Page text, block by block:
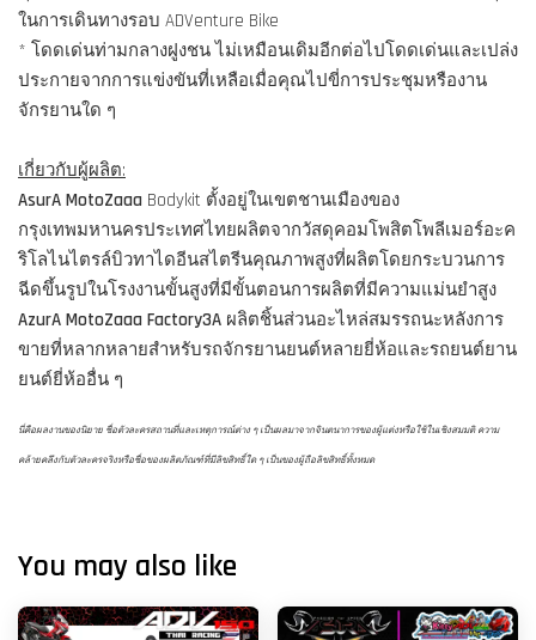
ในการเดินทางรอบ ADVenture Bike
* โดดเด่นท่ามกลางฝูงชน ไม่เหมือนเดิมอีกต่อไปโดดเด่นและเปล่ง
ประกายจากการแข่งขันที่เหลือเมื่อคุณไปขี่การประชุมหรืองาน
จักรยานใด ๆ
เกี่ยวกับผู้ผลิต:
AsurA MotoZaaa Bodykit ตั้งอยู่ในเขตชานเมืองของ
กรุงเทพมหานครประเทศไทยผลิตจากวัสดุคอมโพสิตโพลีเมอร์อะค
ริโลไนไตรล์บิวทาไดอีนสไตรีนคุณภาพสูงที่ผลิตโดยกระบวนการ
ฉีดขึ้นรูปในโรงงานขั้นสูงที่มีขั้นตอนการผลิตที่มีความแม่นยำสูง
AzurA MotoZaaa Factory3A ผลิตชิ้นส่วนอะไหล่สมรรถนะหลังการ
ขายที่หลากหลายสำหรับรถจักรยานยนต์หลายยี่ห้อและรถยนต์ยาน
ยนต์ยี่ห้ออื่น ๆ
นี่คือผลงานของนิยาย ชื่อตัวละครสถานที่และเหตุการณ์ต่าง ๆ เป็นผลมาจากจินตนาการของผู้แต่งหรือใช้ในเชิงสมมติ ความ
คล้ายคลึงกับตัวละครจริงหรือชื่อของผลิตภัณฑ์ที่มีลิขสิทธิ์ใด ๆ เป็นของผู้ถือลิขสิทธิ์ทั้งหมด
You may also like